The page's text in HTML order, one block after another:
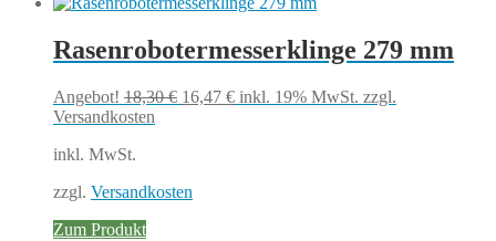
Rasenrobotermesserklinge 279 mm
Angebot! 18,30€ Ursprünglicher
16,47 €Aktueller
inkl. 19% MwSt. zzgl.
Versandkosten
inkl. MwSt.
zzgl. Versandkosten
Zum Produkt